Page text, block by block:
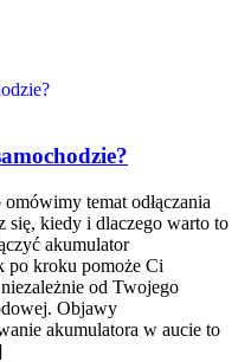
temat odłączania
się, kiedy i dlaczego warto to
akumulator
po kroku pomoże Ci
od Twojego
Objawy
akumulatora w aucie to